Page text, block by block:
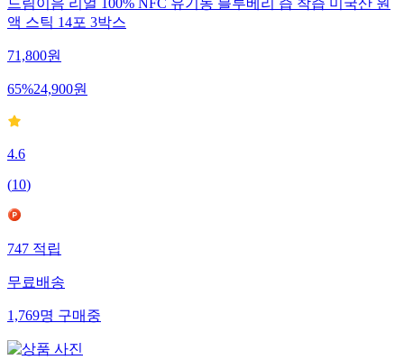
드림이음 리얼 100% NFC 유기농 블루베리 즙 착즙 미국산 원
액 스틱 14포 3박스
71,800원
65%24,900원
4.6
(10)
747적립
무료배송
1,769명구매중